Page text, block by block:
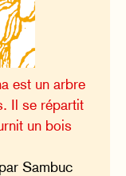
est un arbre
Il se répartit
un bois
Sambuc